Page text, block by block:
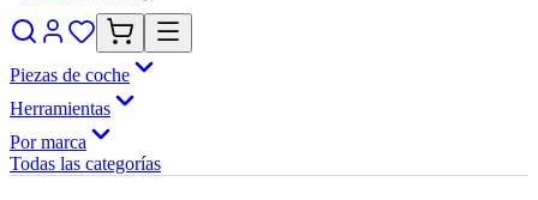
Piezas de coche
Herramientas
Por marca
Todas las categorías